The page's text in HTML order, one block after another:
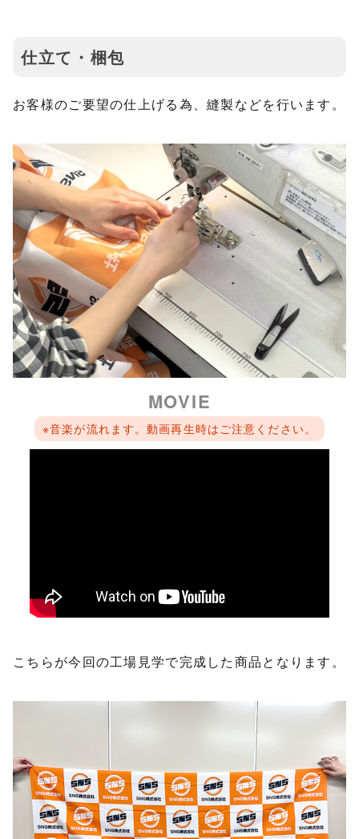
仕立て・梱包
お客様のご要望の仕上げる為、縫製などを行います。
MOVIE
※音楽が流れます。動画再生時はご注意ください。
こちらが今回の工場見学で完成した商品となります。